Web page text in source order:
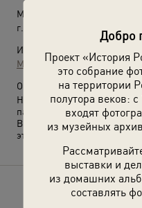
Добро
Проект «История
это собрание
на территории
полутора веков:
входят
из музейных
выставки и
из домашних
составлять
Место съемки:
г. Ленинград
Источники:
МАММ / МДФ
О фотографии:
На переднем плане –
памятник Николаю I, вдали
Выставки «Пустые улицы
этой фотографией.
Расскажите